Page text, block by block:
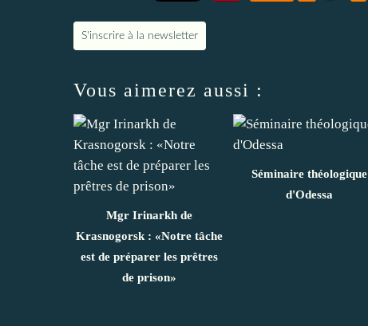
S'inscrire à la newsletter
Vous aimerez aussi :
Mgr Irinarkh de
Krasnogorsk : «Notre tâche
est de préparer les prêtres
de prison»
Séminaire théologique
d'Odessa